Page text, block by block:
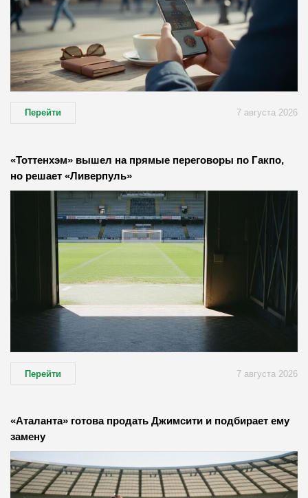
Перейти 7 августа 2026
«Тоттенхэм» вышел на прямые переговоры по Гакпо,
но решает «Ливерпуль»
Перейти 7 августа 2026
«Аталанта» готова продать Джимсити и подбирает ему
замену